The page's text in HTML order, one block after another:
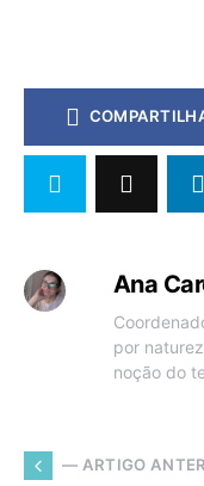
Ana
por
noção do
— ARTIGO